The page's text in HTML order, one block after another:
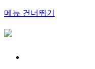
메뉴 건너뛰기